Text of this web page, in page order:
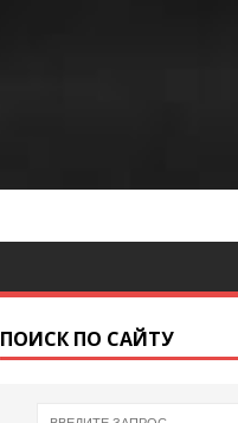
ПОИСК ПО САЙТУ